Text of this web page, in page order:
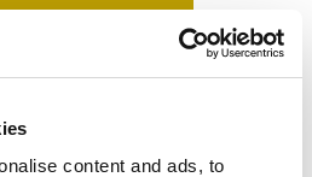
content and ads, to